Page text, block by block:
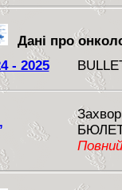
Дані про
- 2025